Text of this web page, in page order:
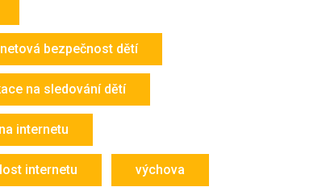
bezpečnost dětí
na sledování dětí
internetu
internetu výchova